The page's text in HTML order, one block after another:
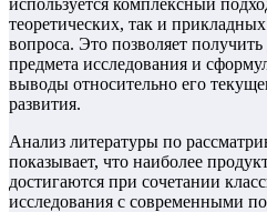
теоретических, так и
вопроса. Это позволяет
предмета исследования и
выводы относительно его
развития.
Анализ литературы по
показывает, что наиболее
достигаются при сочетании
исследования с современными